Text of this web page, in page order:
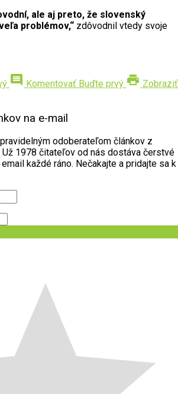
ale aj preto, že slovenský
problémov,“ zdôvodnil vtedy svoje
comment Komentovať Buďte prvý print Zobraziť
na e-mail
odoberateľom článkov z
1978 čitateľov od nás dostáva čerstvé
každé ráno. Nečakajte a pridajte sa k